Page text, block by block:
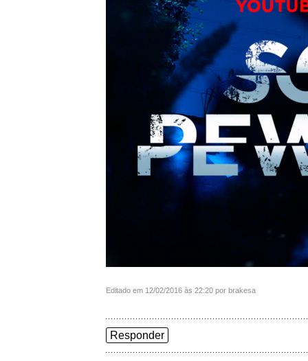
Editado em 12/02/2016 às 22:20 por brakesa
Responder